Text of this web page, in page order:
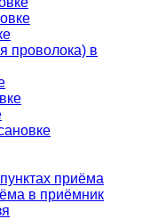
проволока) в
приёма
в приёмник